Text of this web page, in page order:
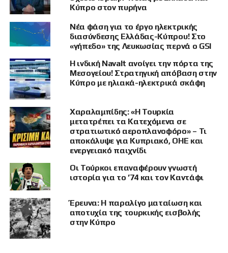
έχουμε με τη γαλλική κυβέρνηση»,
με τον Κύπριο πρόεδρο Νίκο Χριστοδουλίδη
Η συμφωνία θα καθορίζει τους όρους υπό τους
οποίους οι γαλλικές δυνάμεις θα μπορούν να
σταθμεύουν, να εκπαιδεύονται και να
επιχειρούν στην Κύπρο, σεβόμενες παράλληλα
την εθνική κυριαρχία. Θα καλύπτει τον
στρατιωτικό συντονισμό και τη
διαλειτουργικότητα, τους δεσμούς στην
αμυντική τεχνολογία και βιομηχανία, τις κοινές
στρατιωτικές ασκήσεις και εκπαιδευτικές
δραστηριότητες, τις ανταλλαγές προσωπικού
που επιχειρούν στο έδαφος της κάθε χώρας.
Αντιδράσεις
Η συμφωνία έχει προκαλέσει αντιδράσεις από
τότε που ανακοινώθηκαν τα σχέδια γι’ αυτήν
τον Απρίλιο από τον Χριστοδουλίδη, κατά τη
Κύπρο στον πυρήνα
Νέα φάση για το έργο ηλεκτρικής
διασύνδεσης Ελλάδας-Κύπρου! Στο
«γήπεδο» της Λευκωσίας περνά ο GSI
Η ινδική Navalt ανοίγει την πόρτα της
Μεσογείου! Στρατηγική απόβαση στην
Κύπρο με ηλιακά-ηλεκτρικά σκάφη
Χαραλαμπίδης: «Η Τουρκία
μετατρέπει τα Κατεχόμενα σε
στρατιωτικό αεροπλανοφόρο» – Τι
αποκάλυψε για Κυπριακό, ΟΗΕ και
ενεργειακό παιχνίδι
Οι Τούρκοι επαναφέρουν γνωστή
ιστορία για το ’74 και τον Καντάφι
Έρευνα: Η παραλίγο ματαίωση και
αποτυχία της τουρκικής εισβολής
στην Κύπρο